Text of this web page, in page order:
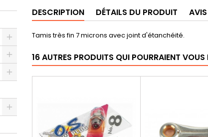
DESCRIPTION DÉTAILS DU PRODUIT AVIS
Tamis très fin 7 microns avec joint d'étanchéité.
16 AUTRES PRODUITS QUI POURRAIENT VOUS